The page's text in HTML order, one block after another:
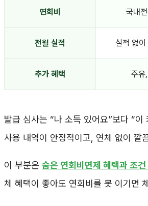
연회비 국내
전월 실적 실적 없이
추가 혜택 주유
발급 심사는 “나 소득 있어요”보다 “
사용 내역이 안정적이고, 연체 없이 깔
이 부분은 숨은 연회비면제 혜택과 조건
체 혜택이 좋아도 연회비를 못 이기면